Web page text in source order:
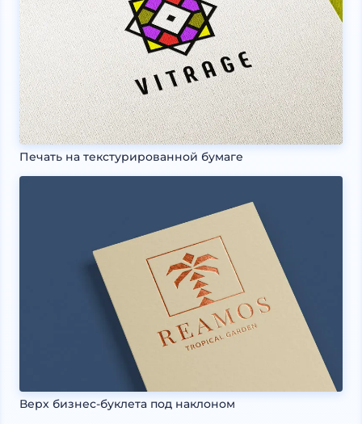
Печать на текстурированной бумаге
Верх бизнес-буклета под наклоном